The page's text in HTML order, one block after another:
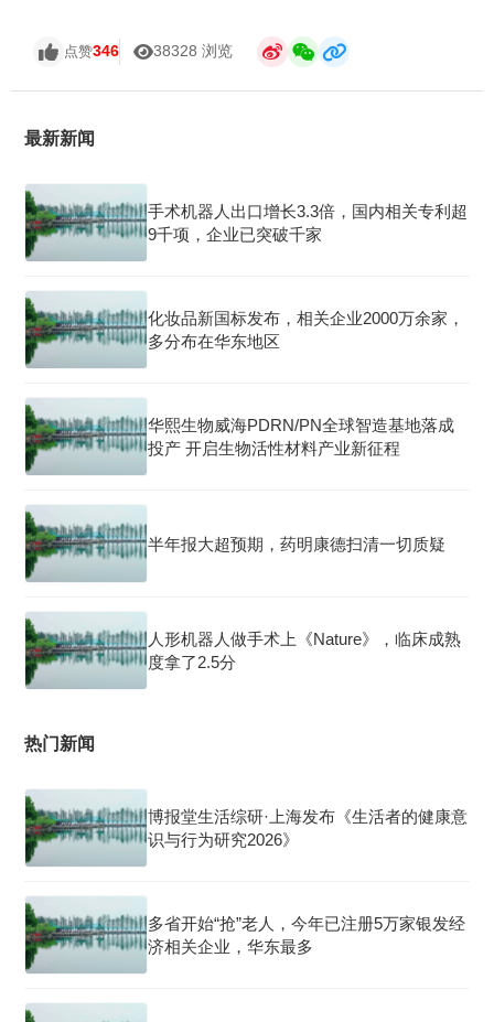
点赞346 38328 浏览
最新新闻
手术机器人出口增长3.3倍，国内相关专利超
9千项，企业已突破千家
化妆品新国标发布，相关企业2000万余家，
多分布在华东地区
华熙生物威海PDRN/PN全球智造基地落成
投产 开启生物活性材料产业新征程
半年报大超预期，药明康德扫清一切质疑
人形机器人做手术上《Nature》，临床成熟
度拿了2.5分
热门新闻
博报堂生活综研·上海发布《生活者的健康意
识与行为研究2026》
多省开始“抢”老人，今年已注册5万家银发经
济相关企业，华东最多